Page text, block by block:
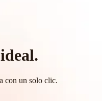
con un solo clic.